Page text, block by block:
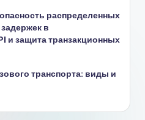
распределенных
в
и защита транзакционных
транспорта: виды и